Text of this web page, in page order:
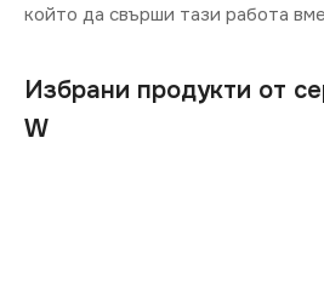
който да свърши тази работа
Избрани продукти от
W